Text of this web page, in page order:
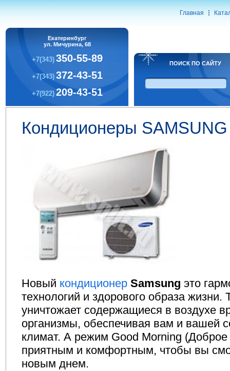
Главная
Екатеринбург
ул. Мичурина, 68
+7(343) 350-55-89
+7(343) 372-43-51
+7(922) 209-43-51
ПОИСК ПО САЙТУ
Кондиционеры
Новый кондиционерSamsung это
технологий и здорового образа жизни.
уничтожает содержащиеся в воздухе
организмы, обеспечивая вам и вашей
климат. А режим Good Morning
приятным и комфортным, чтобы вы
новым днем.